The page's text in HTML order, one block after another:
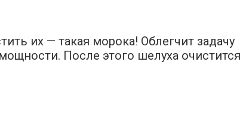
их — такая морока! Облегчит задачу
После этого шелуха очистится